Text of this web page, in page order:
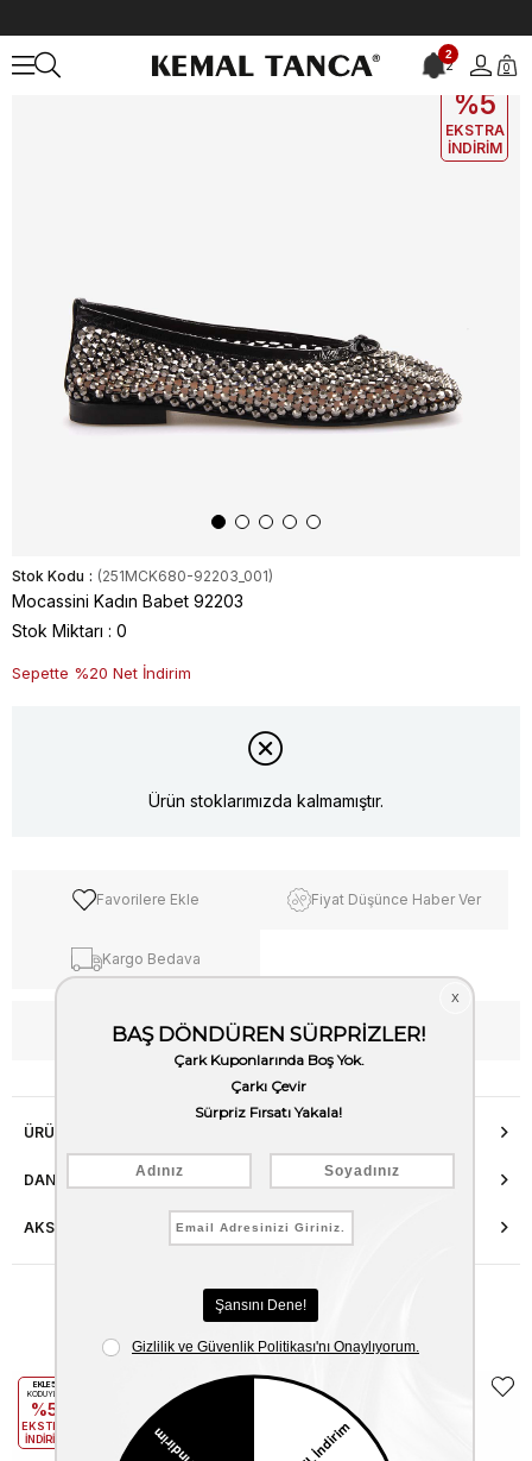
2
2 0
EKLE5
%5
EKSTRA
İNDİRİM
Stok Kodu (251MCK680-92203_001)
Mocassini Kadın Babet 92203
Stok Miktarı : 0
Sepette %20 Net İndirim
Ürün stoklarımızda kalmamıştır.
Favorilere Ekle Fiyat Düşünce Haber Ver
Kargo Bedava
WhatsApp’tan Bilgi Al
ÜRÜN ÖZELLIKLERI
DANIŞMA HATTI
AKSESUAR ONARIMI
Benzer Ürünler
EKLE5
KODUYLA
%5
EKSTRA
İNDİRİM
EKLE5
KODUYLA
İNDİRİM